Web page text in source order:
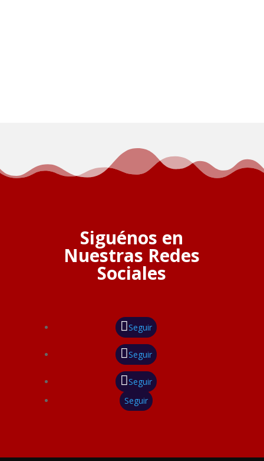
Siguénos en
Nuestras Redes
Sociales
Seguir
Seguir
Seguir
Seguir